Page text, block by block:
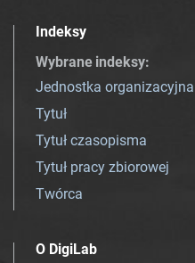
Indeksy
Wybrane indeksy:
Jednostka organizacyjna
Tytuł
Tytuł czasopisma
Tytuł pracy zbiorowej
Twórca
O DigiLab